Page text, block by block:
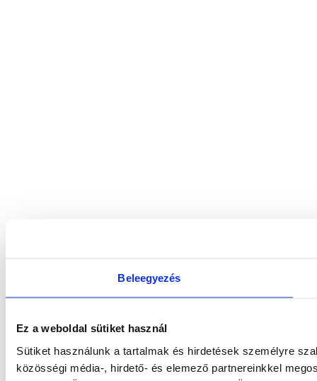
Beleegyezés
Ez a weboldal sütiket használ
Sütiket használunk a tartalmak és hirdetések személyre
közösségi média-, hirdető- és elemező partnereinkkel